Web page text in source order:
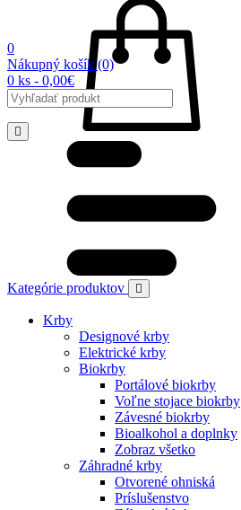
0
Nákupný košík(0)
0 ks - 0,00€
Kategórie produktov
Krby
Designové krby
Elektrické krby
Biokrby
Portálové biokrby
Voľne stojace biokrby
Závesné biokrby
Bioalkohol a doplnky
Zobraz všetko
Záhradné krby
Otvorené ohniská
Príslušenstvo